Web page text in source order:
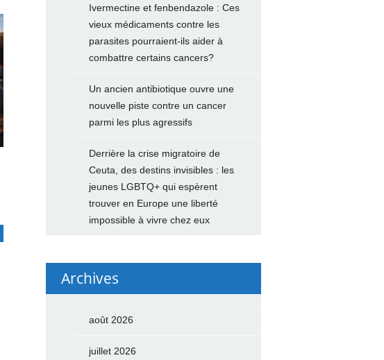
Ivermectine et fenbendazole : Ces
vieux médicaments contre les
parasites pourraient-ils aider à
combattre certains cancers?
Un ancien antibiotique ouvre une
nouvelle piste contre un cancer
parmi les plus agressifs
Derrière la crise migratoire de
Ceuta, des destins invisibles : les
jeunes LGBTQ+ qui espèrent
trouver en Europe une liberté
impossible à vivre chez eux
Archives
août 2026
juillet 2026